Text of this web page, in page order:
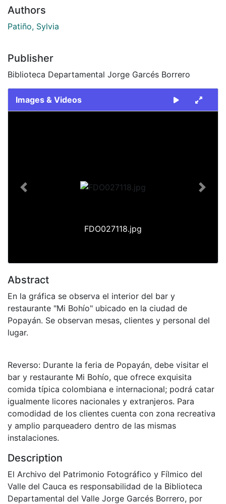
Authors
Patiño, Sylvia
Publisher
Biblioteca Departamental Jorge Garcés Borrero
Images & Videos
FDO027118.jpg
Previous Next
Abstract
En la gráfica se observa el interior del bar y
restaurante "Mi Bohío" ubicado en la ciudad de
Popayán. Se observan mesas, clientes y personal del
lugar.
Reverso: Durante la feria de Popayán, debe visitar el
bar y restaurante Mi Bohío, que ofrece exquisita
comida típica colombiana e internacional; podrá catar
igualmente licores nacionales y extranjeros. Para
comodidad de los clientes cuenta con zona recreativa
y amplio parqueadero dentro de las mismas
instalaciones.
Description
El Archivo del Patrimonio Fotográfico y Fílmico del
Valle del Cauca es responsabilidad de la Biblioteca
Departamental del Valle Jorge Garcés Borrero, por